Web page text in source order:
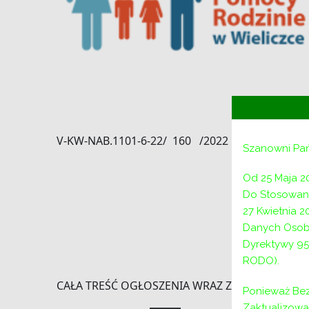
Szanowni
Od 25 Maja
Do
27 Kwietnia
Danych
Dyrektywy
RODO).
Ponieważ
V-KW-NAB.1101-6-22/ 160 /2022
CAŁA TREŚĆ OGŁOSZENIA WRAZ Z